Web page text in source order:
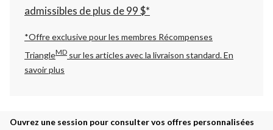
admissibles de plus de 99 $*
*Offre exclusive pour les membres Récompenses
TriangleMD sur les articles avec la livraison standard.En
savoir plus
Ouvrez une session pour consulter vos offres personnalisées